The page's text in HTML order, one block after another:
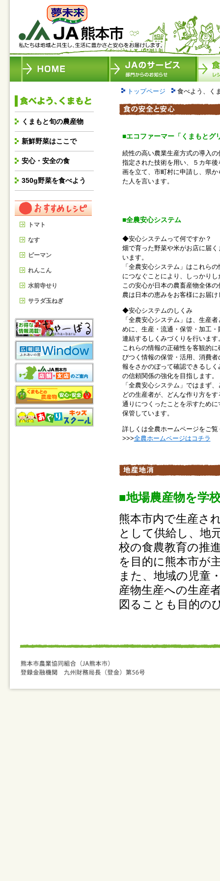
くまもと旬の農産物
新鮮野菜はここで
安心・安全の食
350g野菜を食べよう
トマト
なす
ピーマン
れんこん
水前寺せり
サラダ玉ねぎ
トップページ 食べよう、く
■エコファーマー「くまもとグ
続性の高い農業生産方式の導入
指定された技術を用い、５カ年
画を立て、市町村に申請し、県
た人を言います。
■全農安心システム
◆安心システムって何ですか？
畑で育った野菜や米がお店に届
います。
「全農安心システム」はこれら
につなぐことにより、しっかり
この安心が日本の農畜産物全体
農は日本の恵みをお客様にお届
◆安心システムのしくみ
「全農安心システム」は、生産
めに、生産・流通・保管・加工
連結するしくみづくりを行います
これらの情報の正確性を客観的
びつく情報の保管・活用、消費
報をさかのぼって確認できるし
の信頼関係の強化を目指します。
「全農安心システム」ではまず
どの生産者が、どんな作り方を
通りにつくったことを示すため
保管しています。
詳しくは全農ホームページをご覧
>>>全農ホームページはコチラ
■地場農産物を学
熊本市内で生産さ
として供給し、地
校の食農教育の推
を目的に熊本市が
また、地域の児童
産物生産への生産
図ることも目的の